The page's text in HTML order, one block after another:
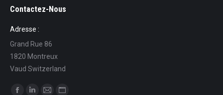
Contactez-Nous
Adresse :
Grand Rue 86
1820 Montreux
Vaud Switzerland
Find us on: